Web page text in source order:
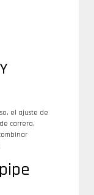
el ajuste de
carrera,